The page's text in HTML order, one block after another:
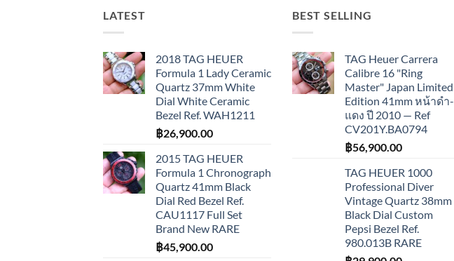
LATEST
2018 TAG HEUER
Formula 1 Lady Ceramic
Quartz 37mm White
Dial White Ceramic
Bezel Ref. WAH1211
฿26,900.00
2015 TAG HEUER
Formula 1 Chronograph
Quartz 41mm Black
Dial Red Bezel Ref.
CAU1117 Full Set
Brand New RARE
฿45,900.00
BEST SELLING
TAG Heuer Carrera
Calibre 16 "Ring
Master" Japan Limited
Edition 41mm หน้าดำ-
แดง ปี 2010 — Ref
CV201Y.BA0794
฿56,900.00
TAG HEUER 1000
Professional Diver
Vintage Quartz 38mm
Black Dial Custom
Pepsi Bezel Ref.
980.013B RARE